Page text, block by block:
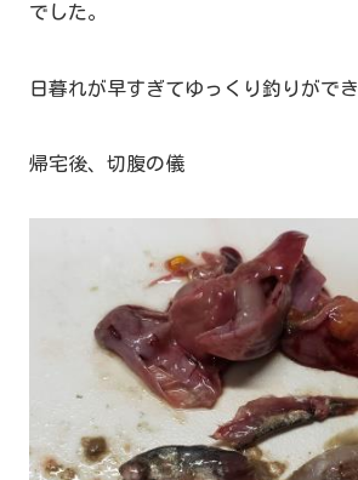
でした。
日暮れが早すぎてゆっくり釣りができ
帰宅後、切腹の儀